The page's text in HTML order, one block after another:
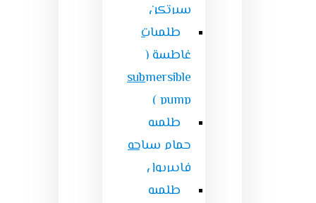
سيرتكن
طلمبات
غاطسة (
submersible
pump )
طلمبه
حمام سباحه
فايبربول
طلمبه